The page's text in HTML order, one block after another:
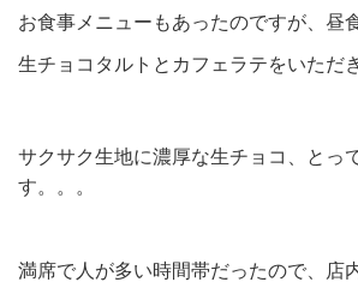
お食事メニューもあったのですが、昼
生チョコタルトとカフェラテをいただ
サクサク生地に濃厚な生チョコ、とっ
す。。。
満席で人が多い時間帯だったので、店